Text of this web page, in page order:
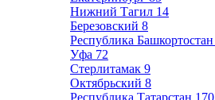
Нижний Тагил 14
Березовский 8
Республика Башкортостан
Уфа 72
Стерлитамак 9
Октябрьский 8
Республика Татарстан 170